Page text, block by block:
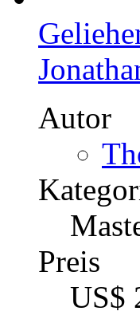
Autor
Preis
US$